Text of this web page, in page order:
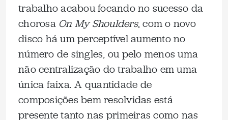
trabalho acabou focando no sucesso da
chorosa On My Shoulders, com o novo
disco há um perceptível aumento no
número de singles, ou pelo menos uma
não centralização do trabalho em uma
única faixa. A quantidade de
composições bem resolvidas está
presente tanto nas primeiras como nas